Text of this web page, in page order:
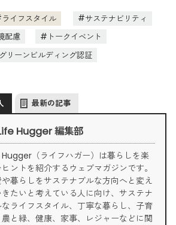
ライフスタイル
サステナビリティ
配慮
トークイベント
グリーンビルディング認証
最新の記事
Hugger 編集部
（ライフハガー）は暮らしを楽
ヒントを紹介するウェブマガジンです。
や暮らしをサステナブルな方向へと変え
きたいと考えている人に向け、サステナ
なライフスタイル、丁寧な暮らし、子育
農と緑、健康、家事、レジャーなどに関